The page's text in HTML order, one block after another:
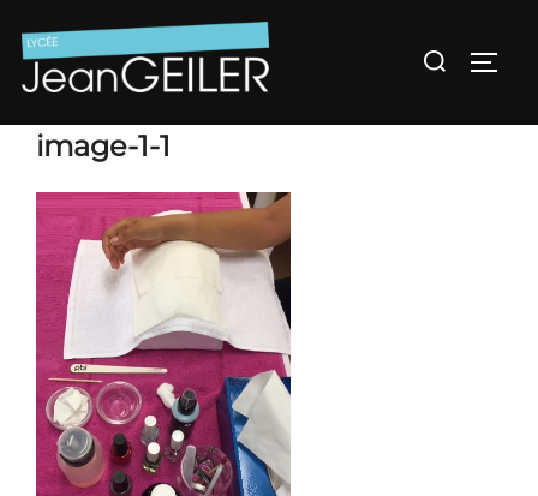
au
contenu
Rechercher :
image-1-1